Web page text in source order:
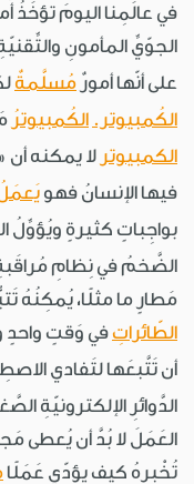
في عالَمِنا اليومَ تؤخَذُ
الجوّيِّ المأمونِ
على أنّها أمورٌ مُسلَّمةٌ
الكُمبيوتر. الكُمبيوترُ
الكمبيوتر لا يمكنه أن
فيها الإنسانُ فهو
بواجِباتٍ كثيرةٍ
الضَّخمُ في نِظامِ
مَطارٍ ما مثلًا، يُمكِنُهُ
الطّائراتِفي وَقتٍ واحدٍ
أن تَتَّبعَها لتَفادي
الدَّوائرِ الإلكترونيّةِ
العَمَلَ لا بُدَّ أن يُعطى
تُخْبِرهُ كيف يؤدّي عَمَلًا